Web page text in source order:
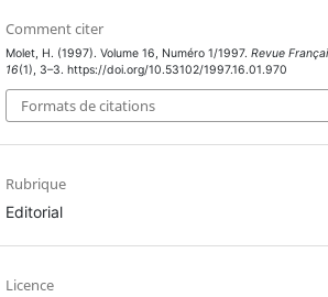
Comment citer
Molet, H. (1997). Volume 16, Numéro 1/1997. Revue
16(1), 3–3. https://doi.org/10.53102/1997.16.01.970
Formats de citations
Rubrique
Editorial
Licence